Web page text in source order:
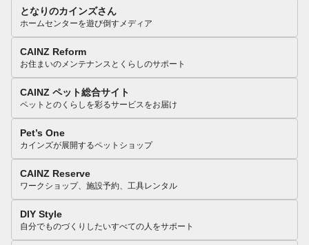
となりのカインズさん
ホームセンターを遊び倒すメディア
CAINZ Reform
お住まいのメンテナンスとくらしのサポート
CAINZ ペット総合サイト
ペットとのくらしを彩るサービスをお届け
Pet’s One
カインズが展開するペットショップ
CAINZ Reserve
ワークショップ、施設予約、工具レンタル
DIY Style
自分でものづくりしたいすべての人をサポート